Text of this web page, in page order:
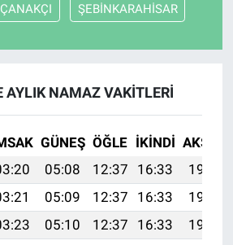
ÇANAKÇI ŞEBİNKARAHİSAR
AYLIK NAMAZ VAKITLERI
GÜNEŞ ÖĞLE İKINDI AKŞAM
05:08 12:37 16:33
19:56
05:09 12:37 16:33
19:55
05:10 12:37 16:33
19:54